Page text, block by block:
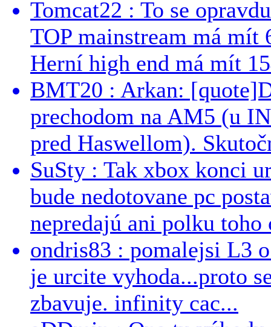
Tomcat22 : To se
TOP mainstream má
Herní high end má mít
BMT20 : Arkan:
prechodom na AM5 (u
pred Haswellom).
SuSty : Tak xbox konci
bude nedotovane pc
nepredajú ani polku toho
ondris83 : pomalejsi L3
je urcite vyhoda...proto
zbavuje. infinity cac...